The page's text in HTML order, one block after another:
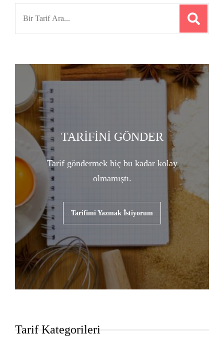
TARİFİNİ GÖNDER
Tarif göndermek hiç bu kadar kolay
olmamıştı.
Tarifimi Yazmak İstiyorum
Tarif Kategorileri